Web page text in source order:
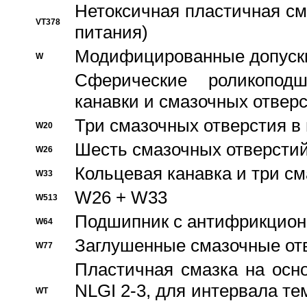
VT378
Нетоксичная пластичная
питания)
W
Модифицированные
Сферические
канавки и смазочных
W20 Три смазочных отверстия
W26 Шесть смазочных
W33 Кольцевая канавка и три
W513 W26 + W33
W64 Подшипник с
W77 Заглушенные смазочные
WT
Пластичная смазка на
NLGI 2-3, для интервала